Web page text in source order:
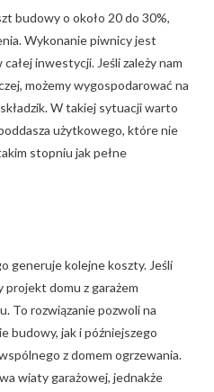
budowy o około 20 do 30%,
Wykonanie piwnicy jest
inwestycji. Jeśli zależy nam
możemy wygospodarować na
W takiej sytuacji warto
użytkowego, które nie
stopniu jak pełne
generuje kolejne koszty. Jeśli
projekt domu z garażem
To rozwiązanie pozwoli na
budowy, jak i późniejszego
z domem ogrzewania.
wiaty garażowej, jednakże